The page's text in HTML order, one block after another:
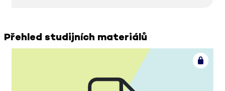
Přehled studijních materiálů